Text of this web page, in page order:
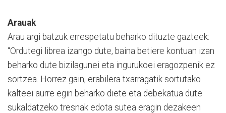
Arauak
Arau argi batzuk errespetatu beharko dituzte gazteek:
“Ordutegi librea izango dute, baina betiere kontuan izan
beharko dute bizilagunei eta ingurukoei eragozpenik ez
sortzea. Horrez gain, erabilera txarragatik sortutako
kalteei aurre egin beharko diete eta debekatua dute
sukaldatzeko tresnak edota sutea eragin dezakeen